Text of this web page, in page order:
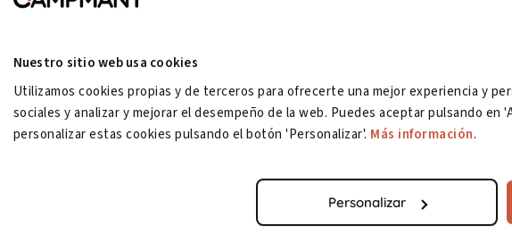
Nuestro sitio web usa cookies
Utilizamos cookies propias y de terceros para ofrecerte una mejor experiencia y
sociales y analizar y mejorar el desempeño de la web. Puedes aceptar pulsando en
personalizar estas cookies pulsando el botón 'Personalizar'. Más información.
Personalizar
19, 20 o 21 meses de baja, por ejemplo
circunstancias. Mientras no contacten contigo y